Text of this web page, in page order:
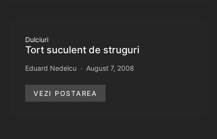
Dulciuri
Tort suculent de struguri
Eduard Nedelcu August 7, 2008
VEZI POSTAREA